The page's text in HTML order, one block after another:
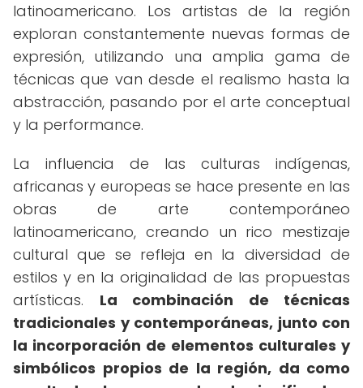
latinoamericano. Los artistas de la región
exploran constantemente nuevas formas de
expresión, utilizando una amplia gama de
técnicas que van desde el realismo hasta la
abstracción, pasando por el arte conceptual
y la performance.
La influencia de las culturas indígenas,
africanas y europeas se hace presente en las
obras de arte contemporáneo
latinoamericano, creando un rico mestizaje
cultural que se refleja en la diversidad de
estilos y en la originalidad de las propuestas
artísticas. La combinación de técnicas
tradicionales y contemporáneas, junto con
la incorporación de elementos culturales y
simbólicos propios de la región, da como